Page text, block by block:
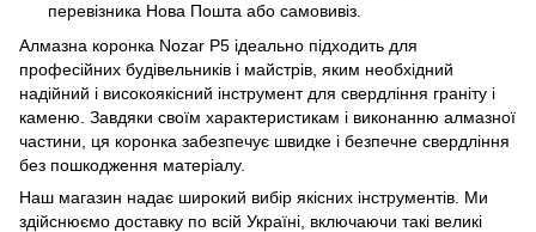
перевізника Нова Пошта або самовивіз.
Алмазна коронка Nozar P5 ідеально підходить для
професійних будівельників і майстрів, яким необхідний
надійний і високоякісний інструмент для свердління граніту і
каменю. Завдяки своїм характеристикам і виконанню алмазної
частини, ця коронка забезпечує швидке і безпечне свердління
без пошкодження матеріалу.
Наш магазин надає широкий вибір якісних інструментів. Ми
здійснюємо доставку по всій Україні, включаючи такі великі